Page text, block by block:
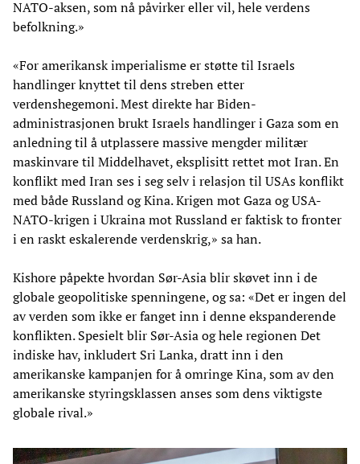
NATO-aksen, som nå påvirker eller vil, hele verdens
befolkning.»
«For amerikansk imperialisme er støtte til Israels
handlinger knyttet til dens streben etter
verdenshegemoni. Mest direkte har Biden-
administrasjonen brukt Israels handlinger i Gaza som en
anledning til å utplassere massive mengder militær
maskinvare til Middelhavet, eksplisitt rettet mot Iran. En
konflikt med Iran ses i seg selv i relasjon til USAs konflikt
med både Russland og Kina. Krigen mot Gaza og USA-
NATO-krigen i Ukraina mot Russland er faktisk to fronter
i en raskt eskalerende verdenskrig,» sa han.
Kishore påpekte hvordan Sør-Asia blir skøvet inn i de
globale geopolitiske spenningene, og sa: «Det er ingen del
av verden som ikke er fanget inn i denne ekspanderende
konflikten. Spesielt blir Sør-Asia og hele regionen Det
indiske hav, inkludert Sri Lanka, dratt inn i den
amerikanske kampanjen for å omringe Kina, som av den
amerikanske styringsklassen anses som dens viktigste
globale rival.»